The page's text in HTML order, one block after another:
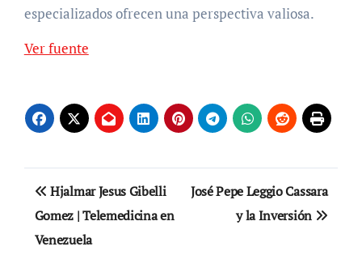
especializados ofrecen una perspectiva valiosa.
Navegación
entradas
Ver fuente
Navegación
de
entradas
Hjalmar Jesus Gibelli
Gomez | Telemedicina en
Venezuela
José Pepe Leggio Cassara
y la Inversión